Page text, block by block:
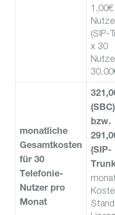
(SIP-
x 30
monatliche
Gesamtkosten
für 30
Telefonie-
Nutzer pro
Monat
(SBC)
bzw.
(SIP-